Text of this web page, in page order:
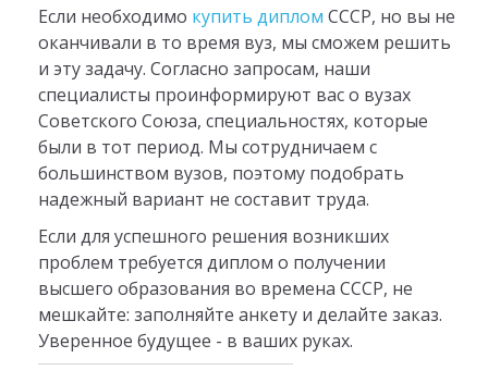
Если необходимо купить диплом СССР, но вы не
оканчивали в то время вуз, мы сможем решить
и эту задачу. Согласно запросам, наши
специалисты проинформируют вас о вузах
Советского Союза, специальностях, которые
были в тот период. Мы сотрудничаем с
большинством вузов, поэтому подобрать
надежный вариант не составит труда.
Если для успешного решения возникших
проблем требуется диплом о получении
высшего образования во времена СССР, не
мешкайте: заполняйте анкету и делайте заказ.
Уверенное будущее - в ваших руках.